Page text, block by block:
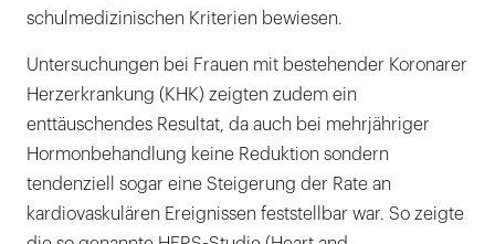
schulmedizinischen Kriterien bewiesen.
Untersuchungen bei Frauen mit bestehender Koronarer
Herzerkrankung (KHK) zeigten zudem ein
enttäuschendes Resultat, da auch bei mehrjähriger
Hormonbehandlung keine Reduktion sondern
tendenziell sogar eine Steigerung der Rate an
kardiovaskulären Ereignissen feststellbar war. So zeigte